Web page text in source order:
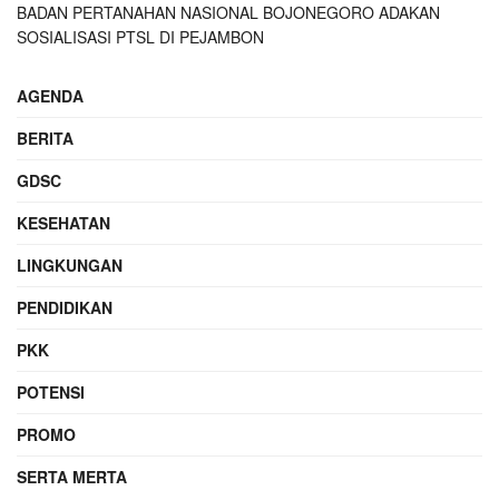
BADAN PERTANAHAN NASIONAL BOJONEGORO ADAKAN
SOSIALISASI PTSL DI PEJAMBON
AGENDA
BERITA
GDSC
KESEHATAN
LINGKUNGAN
PENDIDIKAN
PKK
POTENSI
PROMO
SERTA MERTA